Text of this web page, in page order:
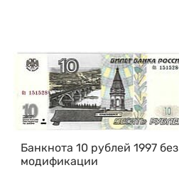
Банкнота 10 рублей 1997 без
модификации